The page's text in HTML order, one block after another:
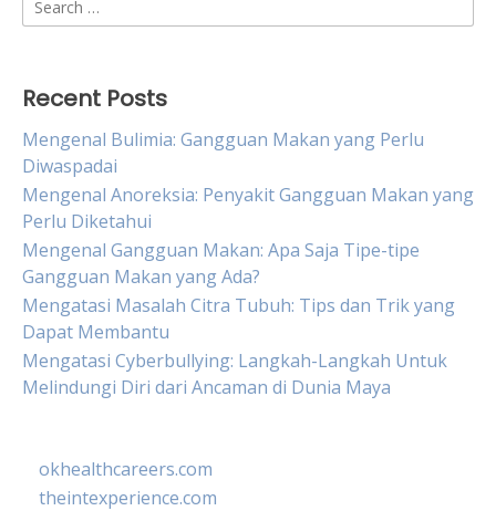
for:
Recent Posts
Mengenal Bulimia: Gangguan Makan yang Perlu
Diwaspadai
Mengenal Anoreksia: Penyakit Gangguan Makan yang
Perlu Diketahui
Mengenal Gangguan Makan: Apa Saja Tipe-tipe
Gangguan Makan yang Ada?
Mengatasi Masalah Citra Tubuh: Tips dan Trik yang
Dapat Membantu
Mengatasi Cyberbullying: Langkah-Langkah Untuk
Melindungi Diri dari Ancaman di Dunia Maya
okhealthcareers.com
theintexperience.com